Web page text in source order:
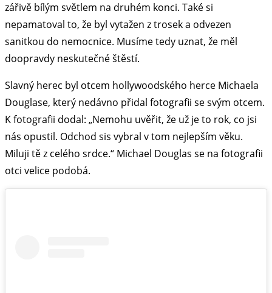
zářivě bílým světlem na druhém konci. Také si
nepamatoval to, že byl vytažen z trosek a odvezen
sanitkou do nemocnice. Musíme tedy uznat, že měl
doopravdy neskutečné štěstí.
Slavný herec byl otcem hollywoodského herce Michaela
Douglase, který nedávno přidal fotografii se svým otcem.
K fotografii dodal: „Nemohu uvěřit, že už je to rok, co jsi
nás opustil. Odchod sis vybral v tom nejlepším věku.
Miluji tě z celého srdce.“ Michael Douglas se na fotografii
otci velice podobá.